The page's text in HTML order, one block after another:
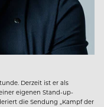
Derzeit ist er als
eigenen Stand-up-
die Sendung „Kampf der